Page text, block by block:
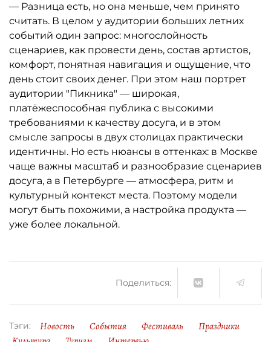
— Разница есть, но она меньше, чем принято
считать. В целом у аудитории больших летних
событий один запрос: многослойность
сценариев, как провести день, состав артистов,
комфорт, понятная навигация и ощущение, что
день стоит своих денег. При этом наш портрет
аудитории "Пикника" — широкая,
платёжеспособная публика с высокими
требованиями к качеству досуга, и в этом
смысле запросы в двух столицах практически
идентичны. Но есть нюансы в оттенках: в Москве
чаще важны масштаб и разнообразие сценариев
досуга, а в Петербурге — атмосфера, ритм и
культурный контекст места. Поэтому модели
могут быть похожими, а настройка продукта —
уже более локальной.
Поделиться:
Тэги: Новость События Фестиваль
Праздники